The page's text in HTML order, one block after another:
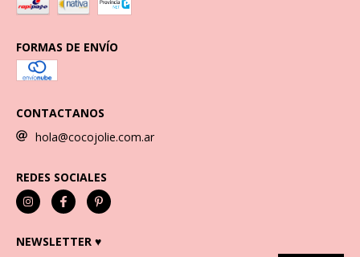
FORMAS DE ENVÍO
CONTACTANOS
hola@cocojolie.com.ar
REDES SOCIALES
NEWSLETTER ♥